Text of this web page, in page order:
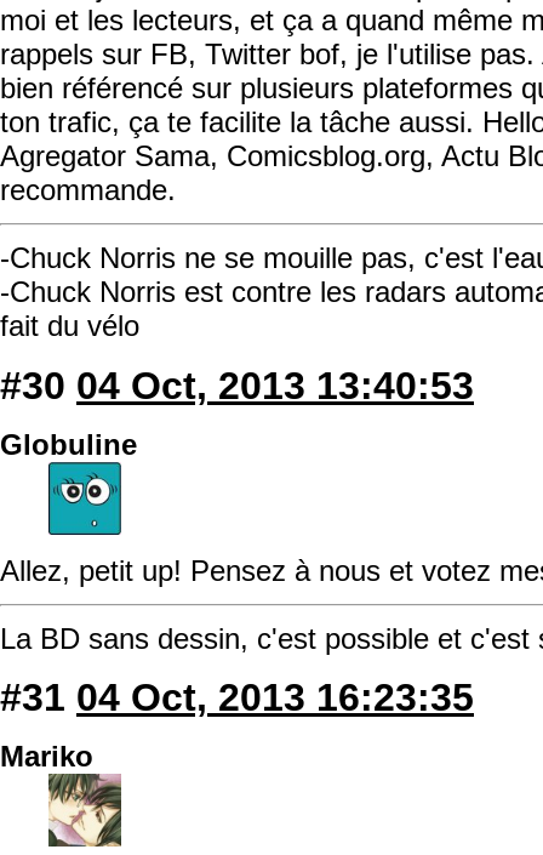
moi et les lecteurs, et ça a quand même
rappels sur FB, Twitter bof, je l'utilise
bien référencé sur plusieurs plateformes
ton trafic, ça te facilite la tâche aussi.
Agregator Sama, Comicsblog.org, Actu
recommande.
-Chuck Norris ne se mouille pas, c'est
-Chuck Norris est contre les radars
fait du vélo
#30 04 Oct, 2013 13:40:53
Globuline
Allez, petit up! Pensez à nous et votez
La BD sans dessin, c'est possible et
#31 04 Oct, 2013 16:23:35
Mariko